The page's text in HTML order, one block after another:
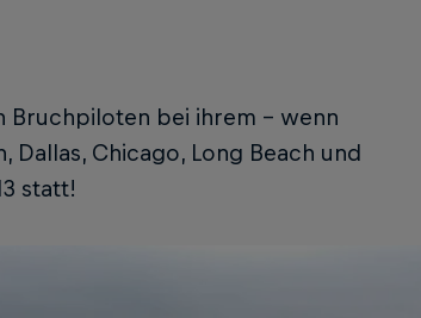
Bruchpiloten bei ihrem – wenn
Dallas, Chicago, Long Beach und
statt!